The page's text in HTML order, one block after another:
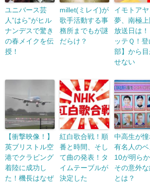
ユニバース芸
人”はら”がヒル
ナンデスで驚き
の春メイクを伝
授！
millet(ミレイ)が
歌手活動する事
務所までもが謎
だらけ？
イモトア
夢、南極
放送日は！
ッテＱ！登
部】から
せない
【衝撃映像！】
英ブリストル空
港でクラビング
着陸に成功し
た！機長はなぜ
紅白歌合戦！順
番と時間、そし
て曲の発表！タ
イムテーブルが
決定した
中高生が憧
有名人のベ
10が明らか
その意外
とは？